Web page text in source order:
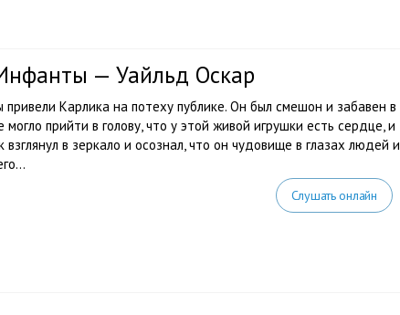
— Уайльд Оскар
Карлика на потеху публике. Он был смешон и забавен в
прийти в голову, что у этой живой игрушки есть сердце, и
взглянул в зеркало и осознал, что он чудовище в глазах людей и
Слушать онлайн